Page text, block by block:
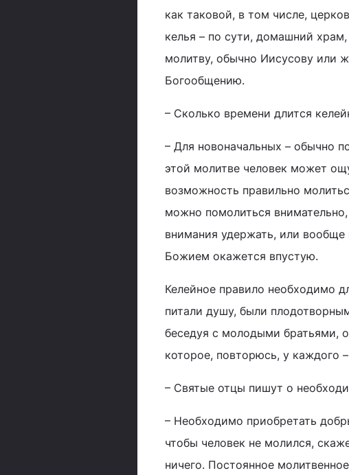
как таковой, в том числе,
келья – по сути, домашний
молитву, обычно Иисусову или
Богообщению.
– Сколько времени длится
– Для новоначальных – обычно
этой молитве человек может
возможность правильно
можно помолиться
внимания удержать, или вообще
Божием окажется впустую.
Келейное правило необходимо
питали душу, были
беседуя с молодыми братьями,
которое, повторюсь, у каждого
– Святые отцы пишут о
– Необходимо приобретать
чтобы человек не молился,
ничего. Постоянное